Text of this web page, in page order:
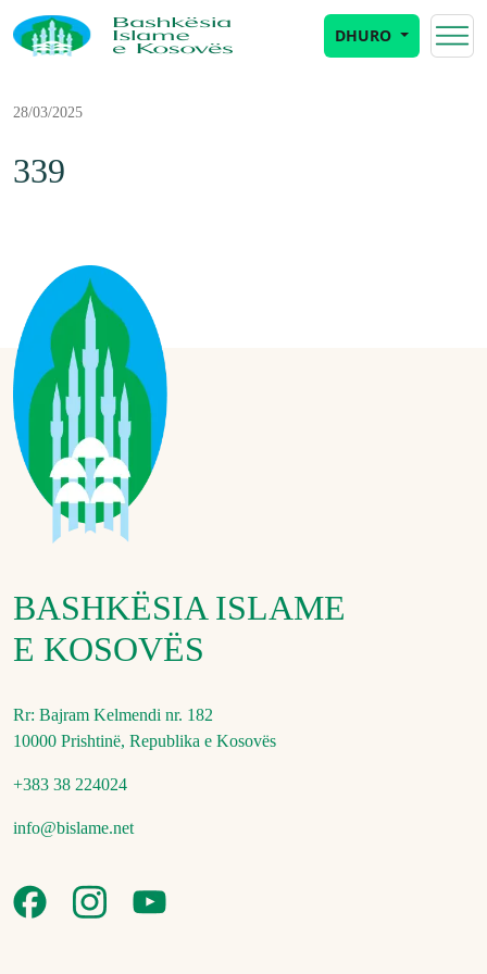
DHURO
28/03/2025
339
BASHKËSIA ISLAME
E KOSOVËS
Rr: Bajram Kelmendi nr. 182
10000 Prishtinë, Republika e Kosovës
+383 38 224024
info@bislame.net